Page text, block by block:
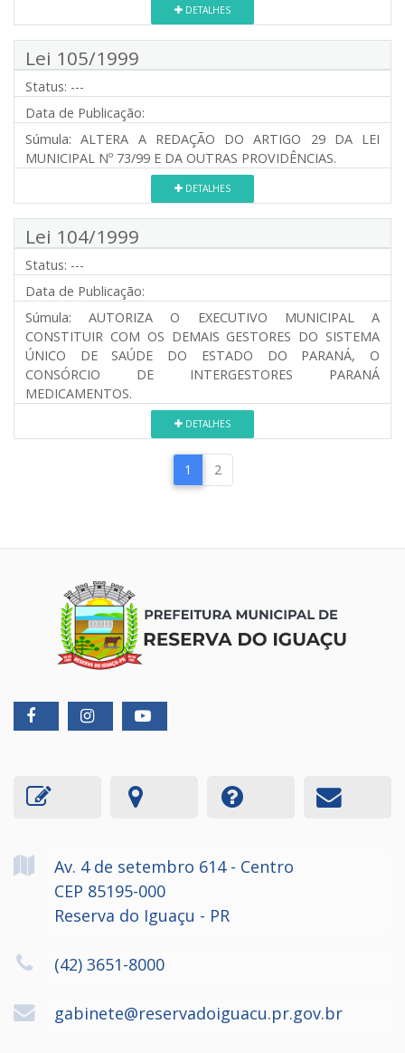
DETALHES
Lei 105/1999
Status: ---
Data de Publicação:
Súmula: ALTERA A REDAÇÃO DO ARTIGO 29 DA LEI
MUNICIPAL Nº 73/99 E DA OUTRAS PROVIDÊNCIAS.
DETALHES
Lei 104/1999
Status: ---
Data de Publicação:
Súmula: AUTORIZA O EXECUTIVO MUNICIPAL A
CONSTITUIR COM OS DEMAIS GESTORES DO SISTEMA
ÚNICO DE SAÚDE DO ESTADO DO PARANÁ, O
CONSÓRCIO DE INTERGESTORES PARANÁ
MEDICAMENTOS.
DETALHES
1 2
Av. 4 de setembro 614 - Centro
CEP 85195-000
Reserva do Iguaçu - PR
(42) 3651-8000
gabinete@reservadoiguacu.pr.gov.br